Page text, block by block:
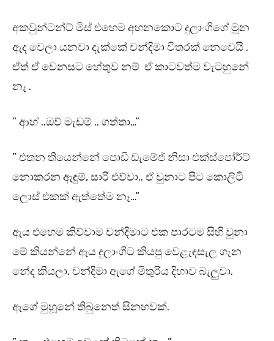
අකවුන්ටන්ට් මිස් එහෙම අහනකොට දුලාංගිගේ මූන
ඇද වෙලා යනවා දැක්කේ චන්දිමා විතරක් නෙවෙයි .
ඒත් ඒ වෙනසට හේතුව නම් ඒ කාටවත්ම වැටහුනේ
නෑ .
” ආහ් ..ඔව් මැඩම් .. ගත්තා…”
” එතන තියෙන්නේ පොඩි ඩැමේජ් නිසා එක්ස්පෝර්ට්
නොකරන ඇඳුම්, සාරි එව්වා.. ඒ වුනාට පිට කොලිටි
ලොස් එකක් ඇත්තේම නෑ…”
ඇය එහෙම කිව්වාම චන්දිමාට එක පාරටම සිහි වුනා
මේ කියන්නේ ඇය දුලාංගිට කියපු වෙළැඳසැල ගැන
නේද කියලා. චන්දිමා ඇගේ මිතුරිය දිහාව බැලුවා.
ඇගේ මුහූනේ තිබුනෙත් සිනහවක්.